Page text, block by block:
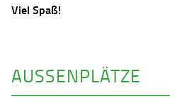
Viel Spaß!
AUSSENPLÄTZE